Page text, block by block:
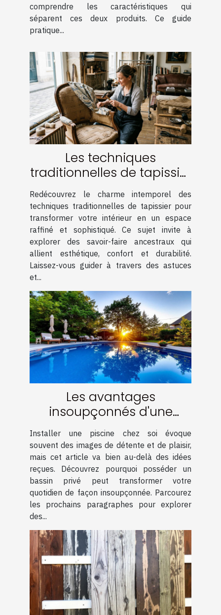
comprendre les caractéristiques qui
séparent ces deux produits. Ce guide
pratique...
Les techniques
traditionnelles de tapissier
pour un intérieur élégant
Redécouvrez le charme intemporel des
techniques traditionnelles de tapissier pour
transformer votre intérieur en un espace
raffiné et sophistiqué. Ce sujet invite à
explorer des savoir-faire ancestraux qui
allient esthétique, confort et durabilité.
Laissez-vous guider à travers des astuces
et...
Les avantages
insoupçonnés d'une
piscine chez soi
Installer une piscine chez soi évoque
souvent des images de détente et de plaisir,
mais cet article va bien au-delà des idées
reçues. Découvrez pourquoi posséder un
bassin privé peut transformer votre
quotidien de façon insoupçonnée. Parcourez
les prochains paragraphes pour explorer
des...